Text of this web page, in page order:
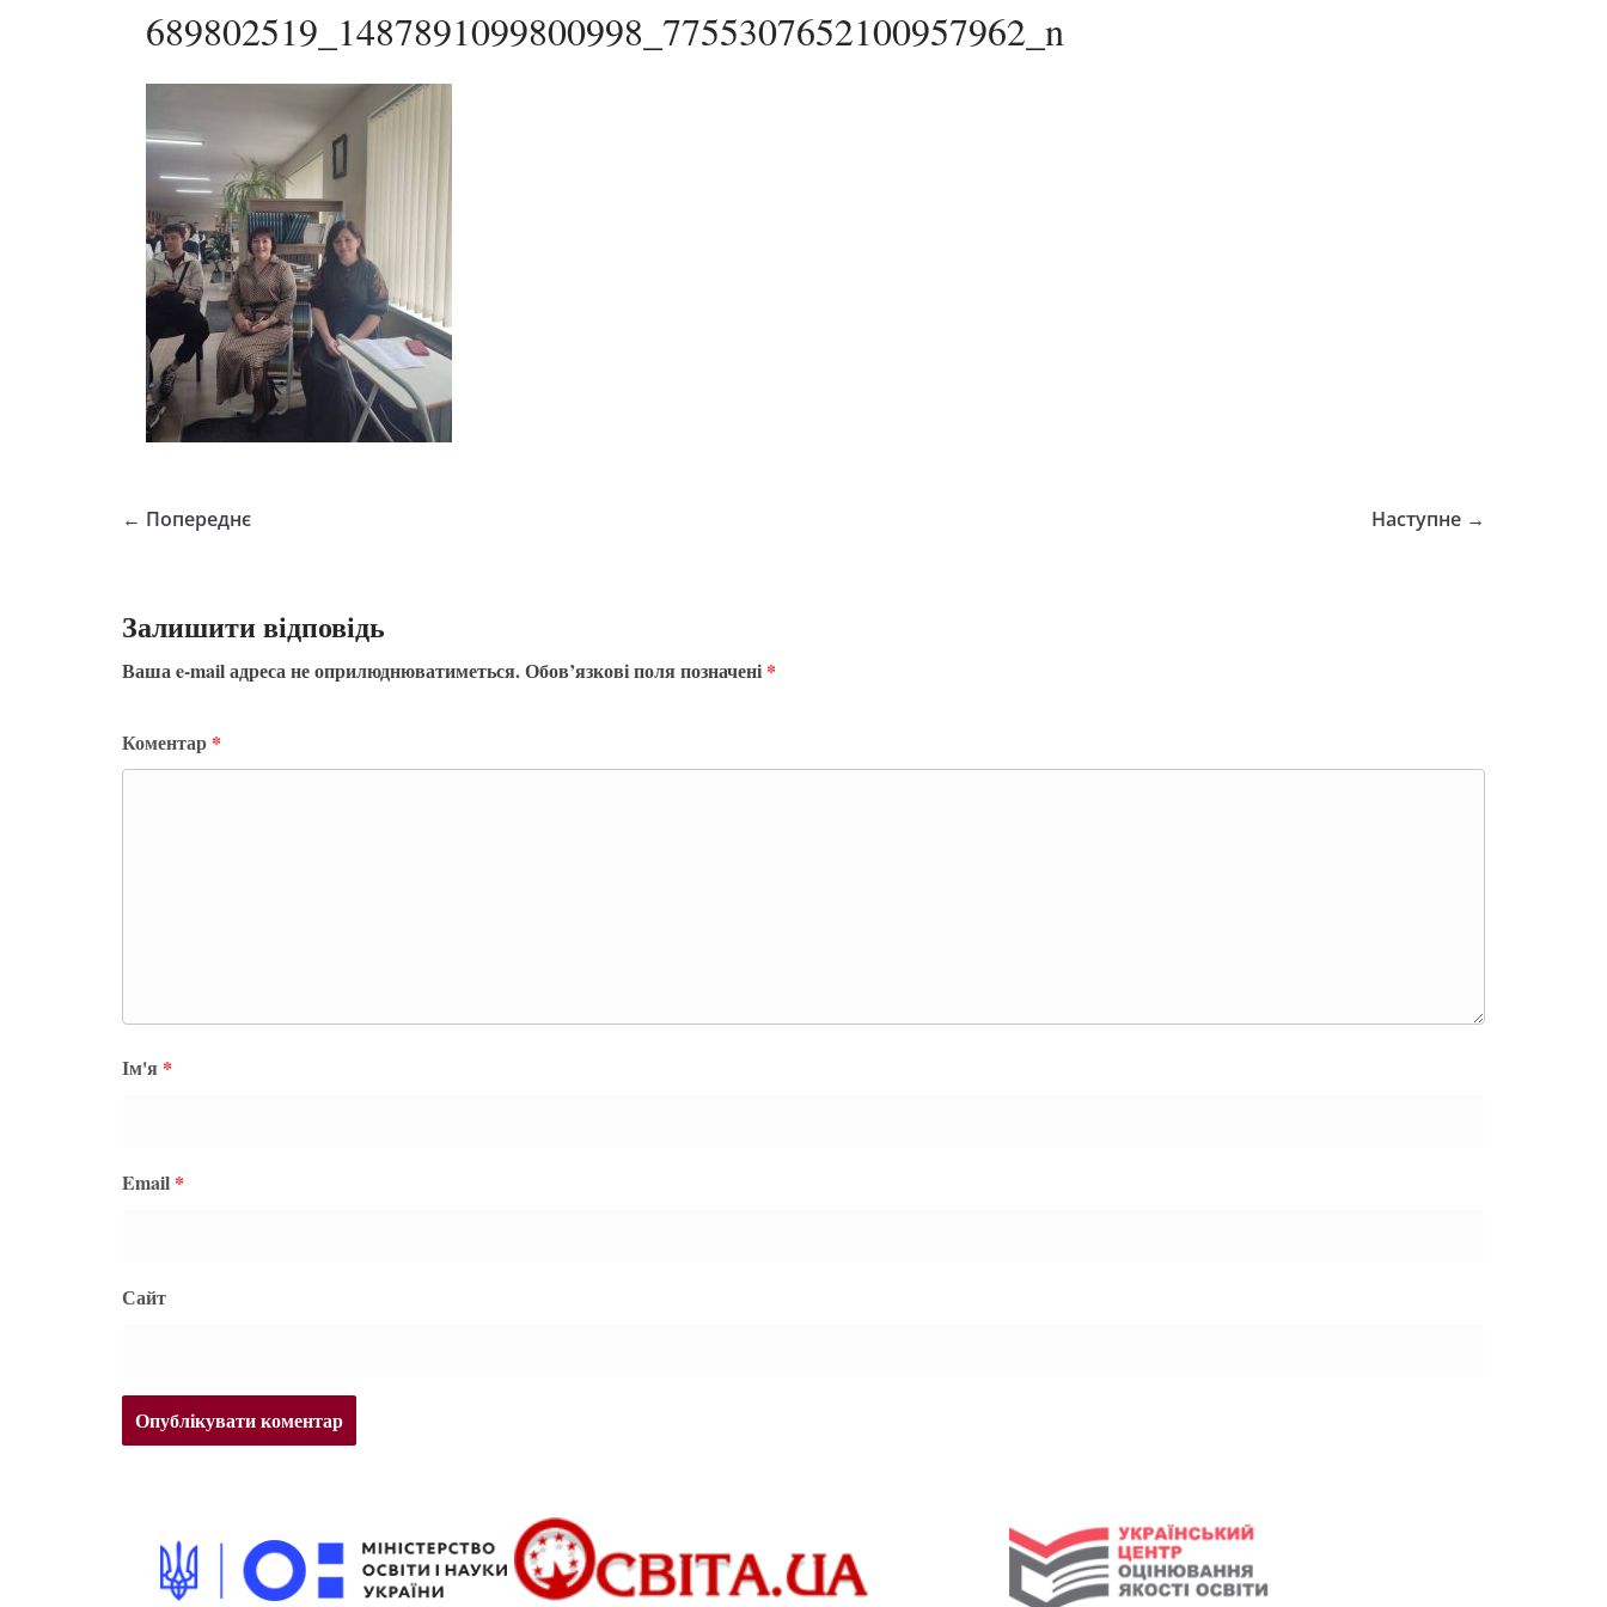
689802519_1487891099800998_7755307652100957962_n
← Попереднє Наступне →
Залишити відповідь
Ваша e-mail адреса не оприлюднюватиметься.Обов’язкові поля позначені *
Коментар *
Ім'я *
Email *
Сайт